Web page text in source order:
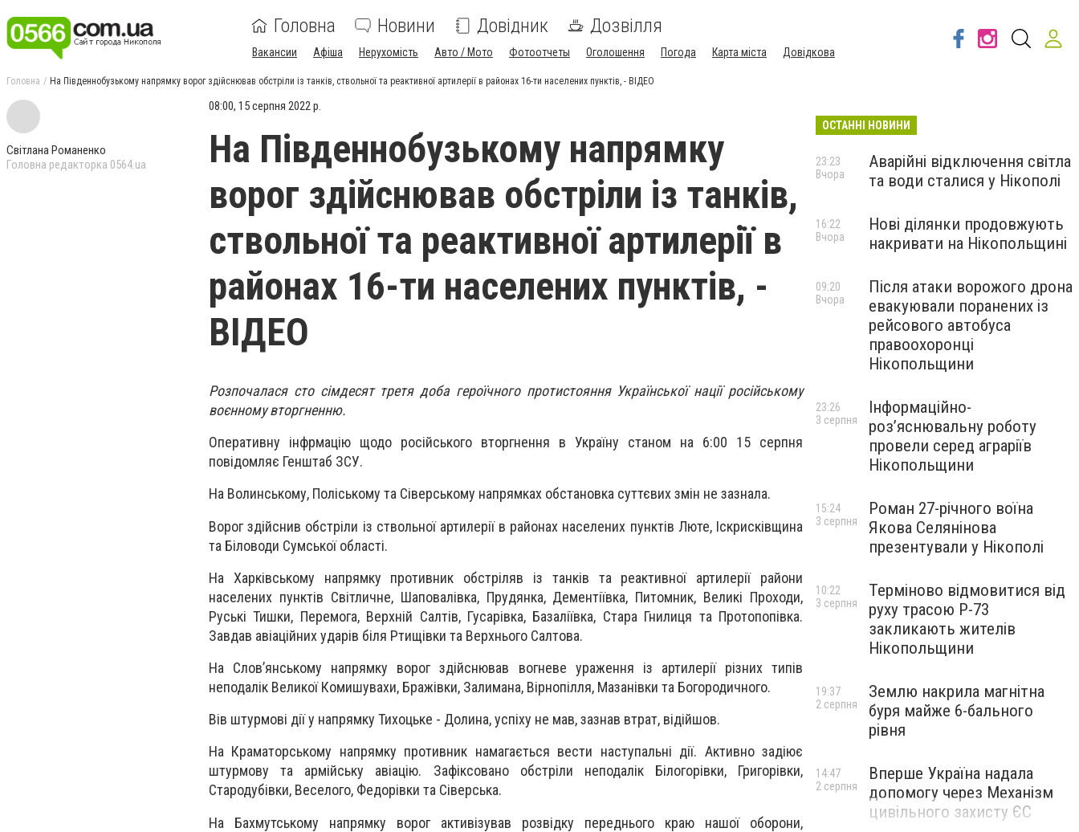
Головна Новини Довідник Дозвілля
Вакансии Афіша Нерухомість Авто / Мото Фотоотчеты Оголошення Погода Карта міста Довідкова
Головна На Південнобузькому напрямку ворог здійснював обстріли із танків, ствольної та реактивної артилерії в районах 16-ти населених пунктів, - ВІДЕО
Світлана Романенко
Головна редакторка 0564.ua
08:00, 15 серпня 2022 р.
На Південнобузькому напрямку
ворог здійснював обстріли із танків,
ствольної та реактивної артилерії в
районах 16-ти населених пунктів, -
ВІДЕО
Розпочалася сто сімдесят третя доба героїчного протистояння Української нації російському
воєнному вторгненню.
Оперативну інфрмацію щодо російського вторгнення в Україну станом на 6:00 15 серпня
повідомляє Генштаб ЗСУ.
На Волинському, Поліському та Сіверському напрямках обстановка суттєвих змін не зазнала.
Ворог здійснив обстріли із ствольної артилерії в районах населених пунктів Люте, Іскрисківщина
та Біловоди Сумської області.
На Харківському напрямку противник обстріляв із танків та реактивної артилерії райони
населених пунктів Світличне, Шаповалівка, Прудянка, Дементіївка, Питомник, Великі Проходи,
Руські Тишки, Перемога, Верхній Салтів, Гусарівка, Базаліївка, Стара Гнилиця та Протопопівка.
Завдав авіаційних ударів біля Ртищівки та Верхнього Салтова.
На Слов’янському напрямку ворог здійснював вогневе ураження із артилерії різних типів
неподалік Великої Комишувахи, Бражівки, Залимана, Вірнопілля, Мазанівки та Богородичного.
Вів штурмові дії у напрямку Тихоцьке - Долина, успіху не мав, зазнав втрат, відійшов.
На Краматорському напрямку противник намагається вести наступальні дії. Активно задіює
штурмову та армійську авіацію. Зафіксовано обстріли неподалік Білогорівки, Григорівки,
Стародубівки, Веселого, Федорівки та Сіверська.
На Бахмутському напрямку ворог активізував розвідку переднього краю нашої оборони,
ОСТАННІ НОВИНИ
Аварійні відключення світла
та води сталися у Нікополі
23:23
Вчора
Нові ділянки продовжують
накривати на Нікопольщині
16:22
Вчора
Після атаки ворожого дрона
евакуювали поранених із
рейсового автобуса
правоохоронці
Нікопольщини
09:20
Вчора
Інформаційно-
роз’яснювальну роботу
провели серед аграріїв
Нікопольщини
23:26
3 серпня
Роман 27-річного воїна
Якова Селянінова
презентували у Нікополі
15:24
3 серпня
Терміново відмовитися від
руху трасою Р-73
закликають жителів
Нікопольщини
10:22
3 серпня
Землю накрила магнітна
буря майже 6-бального
рівня
19:37
2 серпня
Вперше Україна надала
допомогу через Механізм
цивільного захисту ЄС
14:47
2 серпня